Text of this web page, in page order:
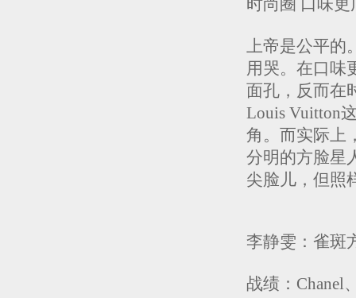
时尚圈 口味
上帝是公平的
用哭。在口味
面孔，反而在
Louis Vuitton
角。而实际上
分明的方脸星
尖脸儿，但照
李静雯：雀斑
战绩：Chanel